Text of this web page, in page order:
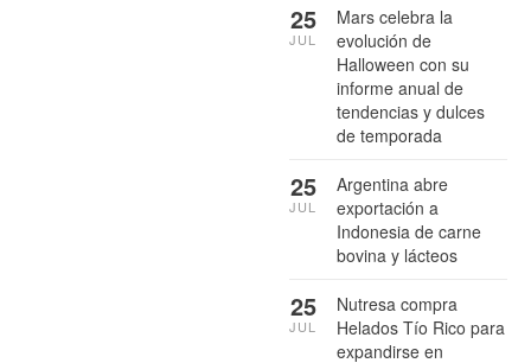
Mars celebra la
evolución de
Halloween con su
informe anual de
tendencias y dulces
de temporada
25
JUL
Argentina abre
exportación a
Indonesia de carne
bovina y lácteos
25
JUL
Nutresa compra
Helados Tío Rico para
expandirse en
25
JUL